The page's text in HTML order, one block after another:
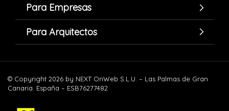
Para Empresas
Para Arquitectos
© Copyright 2026 by NEXT OnWeb S.L.U. – Las Palmas de Gran
Canaria. España – ESB76277482